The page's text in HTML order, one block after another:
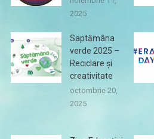
2025
Saptămâna
verde 2025 –
Reciclare și
creativitate
octombrie 20,
2025